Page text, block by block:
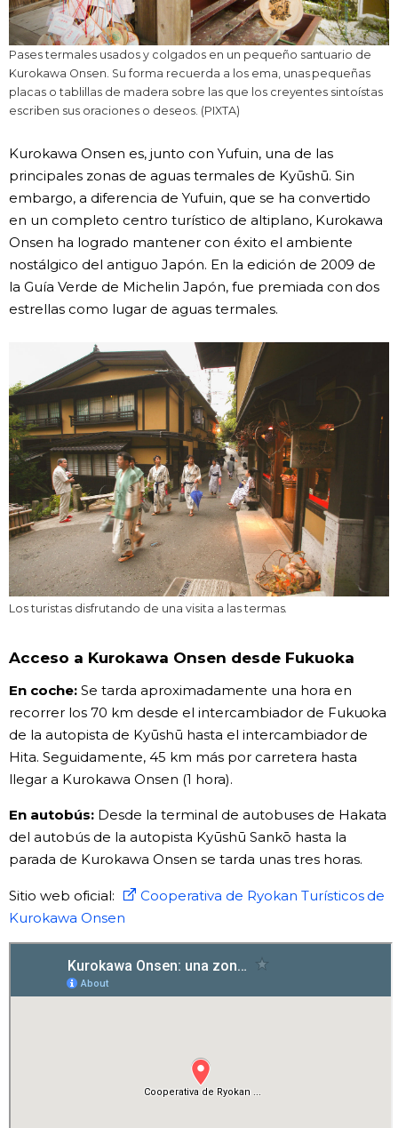
Pases termales usados y colgados en un pequeño santuario de
Kurokawa Onsen. Su forma recuerda a los ema, unas pequeñas
placas o tablillas de madera sobre las que los creyentes sintoístas
escriben sus oraciones o deseos. (PIXTA)
Kurokawa Onsen es, junto con Yufuin, una de las
principales zonas de aguas termales de Kyūshū. Sin
embargo, a diferencia de Yufuin, que se ha convertido
en un completo centro turístico de altiplano, Kurokawa
Onsen ha logrado mantener con éxito el ambiente
nostálgico del antiguo Japón. En la edición de 2009 de
la Guía Verde de Michelin Japón, fue premiada con dos
estrellas como lugar de aguas termales.
Los turistas disfrutando de una visita a las termas.
Acceso a Kurokawa Onsen desde Fukuoka
En coche:Se tarda aproximadamente una hora en
recorrer los 70 km desde el intercambiador de Fukuoka
de la autopista de Kyūshū hasta el intercambiador de
Hita. Seguidamente, 45 km más por carretera hasta
llegar a Kurokawa Onsen (1 hora).
En autobús:Desde la terminal de autobuses de Hakata
del autobús de la autopista Kyūshū Sankō hasta la
parada de Kurokawa Onsen se tarda unas tres horas.
Sitio web oficial:
Cooperativa de Ryokan Turísticos de
Kurokawa Onsen